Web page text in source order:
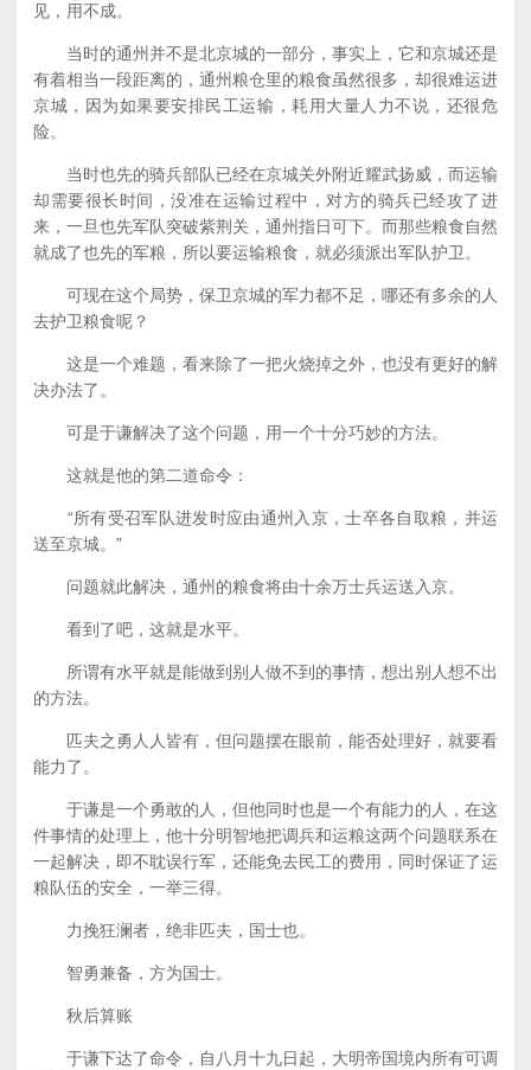
见，用不成。
当时的通州并不是北京城的一部分，事实上，它和京城还是
有着相当一段距离的，通州粮仓里的粮食虽然很多，却很难运进
京城，因为如果要安排民工运输，耗用大量人力不说，还很危
险。
当时也先的骑兵部队已经在京城关外附近耀武扬威，而运输
却需要很长时间，没准在运输过程中，对方的骑兵已经攻了进
来，一旦也先军队突破紫荆关，通州指日可下。而那些粮食自然
就成了也先的军粮，所以要运输粮食，就必须派出军队护卫。
可现在这个局势，保卫京城的军力都不足，哪还有多余的人
去护卫粮食呢？
这是一个难题，看来除了一把火烧掉之外，也没有更好的解
决办法了。
可是于谦解决了这个问题，用一个十分巧妙的方法。
这就是他的第二道命令：
“所有受召军队进发时应由通州入京，士卒各自取粮，并运
送至京城。”
问题就此解决，通州的粮食将由十余万士兵运送入京。
看到了吧，这就是水平。
所谓有水平就是能做到别人做不到的事情，想出别人想不出
的方法。
匹夫之勇人人皆有，但问题摆在眼前，能否处理好，就要看
能力了。
于谦是一个勇敢的人，但他同时也是一个有能力的人，在这
件事情的处理上，他十分明智地把调兵和运粮这两个问题联系在
一起解决，即不耽误行军，还能免去民工的费用，同时保证了运
粮队伍的安全，一举三得。
力挽狂澜者，绝非匹夫，国士也。
智勇兼备，方为国士。
秋后算账
于谦下达了命令，自八月十九日起，大明帝国境内所有可调